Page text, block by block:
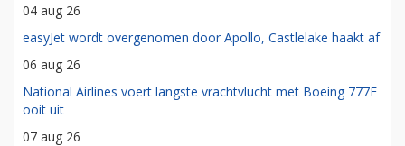
04 aug 26
easyJet wordt overgenomen door Apollo, Castlelake haakt af
06 aug 26
National Airlines voert langste vrachtvlucht met Boeing 777F
ooit uit
07 aug 26